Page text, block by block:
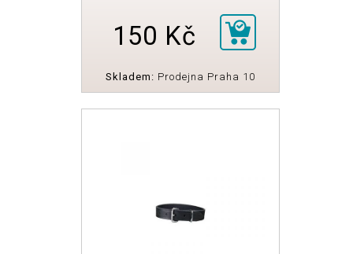
150 Kč
Skladem: Prodejna Praha 10